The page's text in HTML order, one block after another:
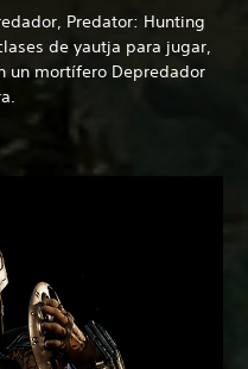
Predator: Hunting
de yautja para jugar,
un mortífero Depredador